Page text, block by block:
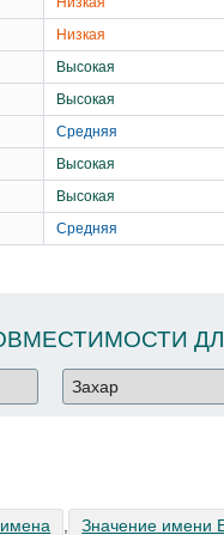
Низкая
Высокая
Высокая
Средняя
Высокая
Высокая
Средняя
Значение имени